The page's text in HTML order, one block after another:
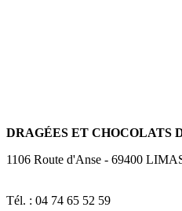
DRAGÉES ET CHOCOLATS
1106 Route d'Anse - 69400
Tél. : 04 74 65 52 59